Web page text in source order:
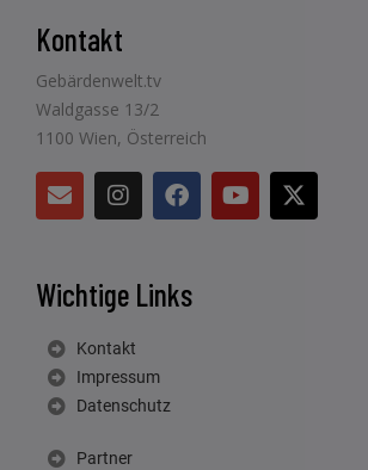
Kontakt
Gebärdenwelt.tv
Waldgasse 13/2
1100 Wien, Österreich
Wichtige Links
Kontakt
Impressum
Datenschutz
Partner